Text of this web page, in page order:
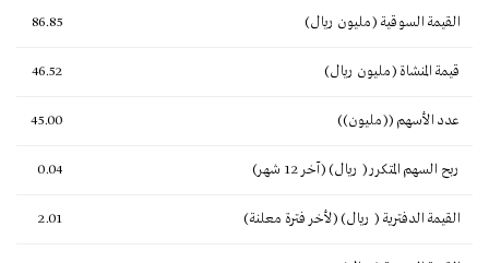
القيمة السوقية (مليون ريال) 86.85
قيمة المنشاة (مليون ريال) 46.52
عدد الأسهم ((مليون)) 45.00
ربح السهم المتكرر ( ريال) (آخر 12 شهر) 0.04
القيمة الدفترية ( ريال) (لأخر فترة معلنة) 2.01